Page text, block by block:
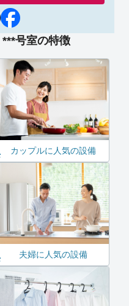
号室の特徴
カップルに人気の設備
夫婦に人気の設備